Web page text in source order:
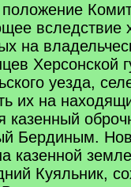
вследствие
на
Херсонской
уезда,
их на
казенный
Бердиным.
казенной
Куяльник,